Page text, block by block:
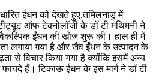
ईंधन को देखते हुए,तमिलनाडु में
ऑफ टेक्नोलॉजी के डॉ टी मथिमनी ने
ईंधन की खोज शुरू की। हाल ही में
लगाया गया है और जैव ईंधन के उत्पादन के
से विचार किया गया है क्योंकि इसमें अन्य
हैं। टिकाऊ ईंधन के इस मार्ग ने डॉ टी